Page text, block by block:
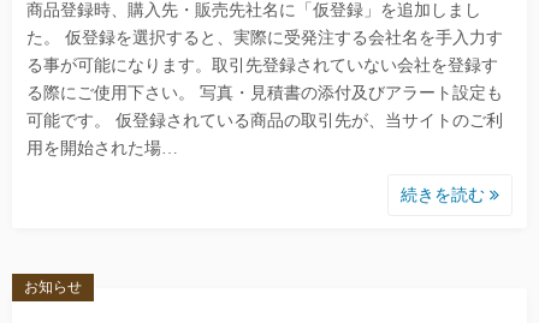
商品登録時、購入先・販売先社名に「仮登録」を追加しまし
た。 仮登録を選択すると、実際に受発注する会社名を手入力す
る事が可能になります。取引先登録されていない会社を登録す
る際にご使用下さい。 写真・見積書の添付及びアラート設定も
可能です。 仮登録されている商品の取引先が、当サイトのご利
用を開始された場…
続きを読む
お知らせ